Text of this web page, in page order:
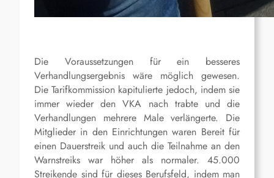
Die Voraussetzungen für ein besseres
Verhandlungsergebnis wäre möglich gewesen.
Die Tarifkommission kapitulierte jedoch, indem sie
immer wieder den VKA nach trabte und die
Verhandlungen mehrere Male verlängerte. Die
Mitglieder in den Einrichtungen waren Bereit für
einen Dauerstreik und auch die Teilnahme an den
Warnstreiks war höher als normaler. 45.000
Streikende sind für dieses Berufsfeld, indem man